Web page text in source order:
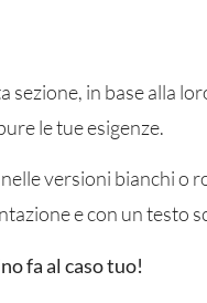
sezione, in base alla
le tue esigenze.
versioni bianchi o
e con un testo
fa al caso tuo!